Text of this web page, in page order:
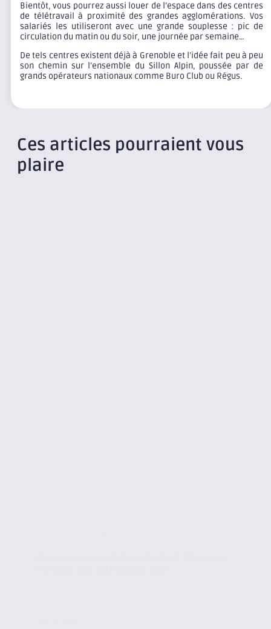
Bientôt, vous pourrez aussi louer de l’espace dans des centres
de télétravail à proximité des grandes agglomérations. Vos
salariés les utiliseront avec une grande souplesse : pic de
circulation du matin ou du soir, une journée par semaine…
De tels centres existent déjà à Grenoble et l’idée fait peu à peu
son chemin sur l’ensemble du Sillon Alpin, poussée par de
grands opérateurs nationaux comme Buro Club ou Régus.
Ces articles pourraient vous
plaire